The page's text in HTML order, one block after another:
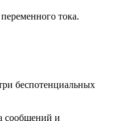
тока.
беспотенциальных
сообщений и